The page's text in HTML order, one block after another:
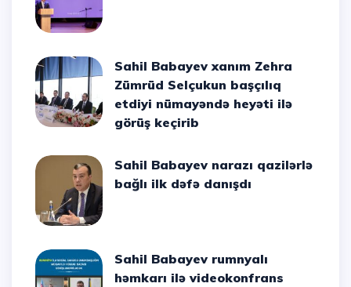
Sahil Babayev xanım Zehra
Zümrüd Selçukun başçılıq
etdiyi nümayəndə heyəti ilə
görüş keçirib
Sahil Babayev narazı qazilərlə
bağlı ilk dəfə danışdı
Sahil Babayev rumnyalı
həmkarı ilə videokonfrans